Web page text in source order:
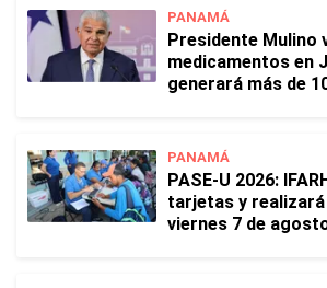
PANAMÁ
Presidente Mulino
medicamentos en
generará más de
PANAMÁ
PASE-U 2026:
tarjetas y
viernes 7 de